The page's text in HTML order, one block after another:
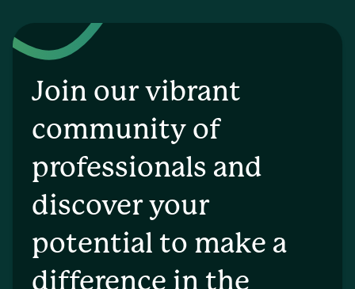
Join our vibrant
community of
professionals and
discover your
potential to make a
difference in the